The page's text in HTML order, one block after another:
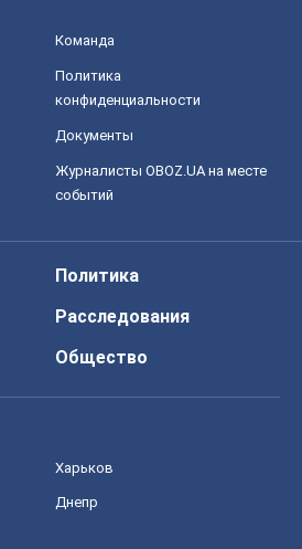
Команда
Политика
конфиденциальности
Документы
Журналисты OBOZ.UA на месте
событий
Политика
Расследования
Общество
Харьков
Днепр